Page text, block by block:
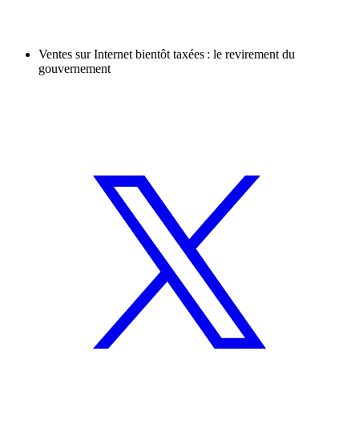
Ventes sur Internet bientôt taxées : le revirement du
gouvernement